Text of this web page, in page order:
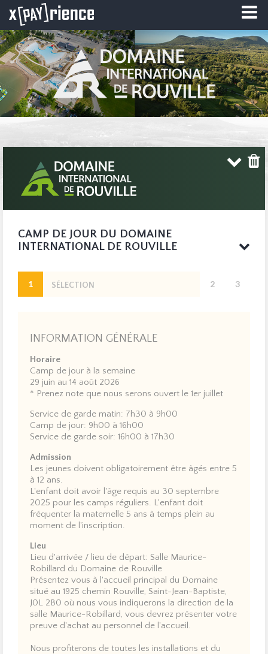
CAMP DE JOUR DU DOMAINE
INTERNATIONAL DE ROUVILLE
SITE WEB COMPLET
MISSION DU CAMP
DE JOUR
Bienvenue au Camp
Nous sommes ravis de vous présenter notre nouveau
camp, conçu spécialement pour les jeunes de 5 à 12 ans.
Notre mission est simple : faire bouger et socialiser les
enfants à travers des activités ludiques, sportives et
créatives. Au cœur de la nature, le Domaine de Rouville
devient leur terrain de jeux idéal, offrant une multitude
lacs, ainsi que des activités palpitantes comme les
pédalos, le wibbit et divers terrains sportifs.
s'épanouir dans un environnement stimulant et convivial.
C'est pourquoi notre camp de jour est ouvert à tous.
Rejoignez-nous pour une aventure inoubliable où le plaisir
et l'amitié sont au rendez-vous ! Nous avons hâte de vous
accueillir et de partager des moments mémorables
ensemble.
1 SÉLECTION 2 3
INFORMATION GÉNÉRALE
Horaire
Camp de jour à la semaine
29 juin au 14 août 2026
* Prenez note que nous serons ouvert le 1er juillet
Service de garde matin: 7h30 à 9h00
Camp de jour: 9h00 à 16h00
Service de garde soir: 16h00 à 17h30
Admission
Les jeunes doivent obligatoirement être âgés entre 5
à 12 ans.
L'enfant doit avoir l'âge requis au 30 septembre
2025 pour les camps réguliers. L'enfant doit
fréquenter la maternelle 5 ans à temps plein au
moment de l'inscription.
Lieu
Lieu d'arrivée / lieu de départ: Salle Maurice-
Robillard du Domaine de Rouville
Présentez vous à l'accueil principal du Domaine
situé au 1925 chemin Rouville, Saint-Jean-Baptiste,
J0L 2B0 où nous vous indiquerons la direction de la
salle Maurice-Robillard, vous devrez présenter votre
preuve d'achat au personnel de l'accueil.
Nous profiterons de toutes les installations et du